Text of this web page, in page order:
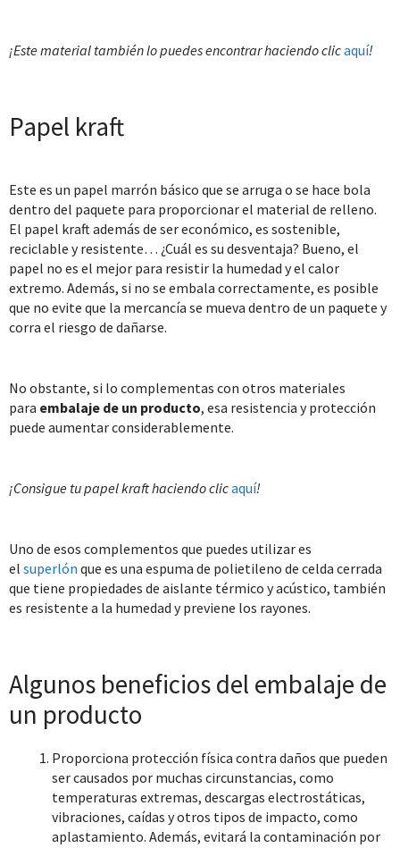
¡Este material también lo puedes encontrar haciendo clicaquí!
Papel kraft
Este es un papel marrón básico que se arruga o se hace bola
dentro del paquete para proporcionar el material de relleno.
El papel kraft además de ser económico, es sostenible,
reciclable y resistente… ¿Cuál es su desventaja? Bueno, el
papel no es el mejor para resistir la humedad y el calor
extremo. Además, si no se embala correctamente, es posible
que no evite que la mercancía se mueva dentro de un paquete y
corra el riesgo de dañarse.
No obstante, si lo complementas con otros materiales
para embalaje de un producto, esa resistencia y protección
puede aumentar considerablemente.
¡Consigue tu papel kraft haciendo clicaquí!
Uno de esos complementos que puedes utilizar es
el superlón que es una espuma de polietileno de celda cerrada
que tiene propiedades de aislante térmico y acústico, también
es resistente a la humedad y previene los rayones.
Algunos beneficios del embalaje de
un producto
Proporciona protección física contra daños que pueden
ser causados ​​por muchas circunstancias, como
temperaturas extremas, descargas electrostáticas,
vibraciones, caídas y otros tipos de impacto, como
aplastamiento. Además, evitará la contaminación por